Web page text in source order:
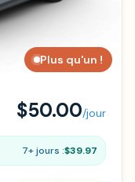
Plus qu'un !
$50.00/jour
7+ jours :$39.97